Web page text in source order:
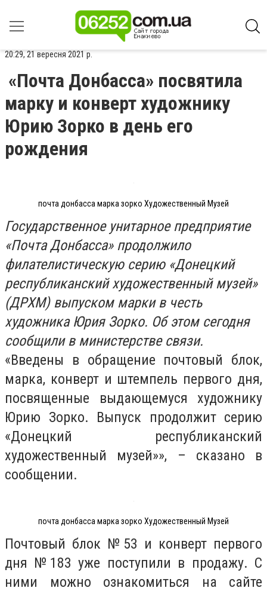
20:29, 21 вересня 2021 р.
«Почта Донбасса» посвятила
марку и конверт художнику
Юрию Зорко в день его
рождения
почта донбасса марка зорко Художественный Музей
Государственное унитарное предприятие
«Почта Донбасса» продолжило
филателистическую серию «Донецкий
республиканский художественный музей»
(ДРХМ) выпуском марки в честь
художника Юрия Зорко. Об этом сегодня
сообщили в министерстве связи.
«Введены в обращение почтовый блок,
марка, конверт и штемпель первого дня,
посвященные выдающемуся художнику
Юрию Зорко. Выпуск продолжит серию
«Донецкий республиканский
художественный музей»», – сказано в
сообщении.
почта донбасса марка зорко Художественный Музей
Почтовый блок №53 и конверт первого
дня №183 уже поступили в продажу. С
ними можно ознакомиться на сайте